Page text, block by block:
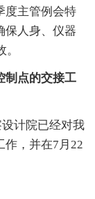
度主管例会特
保人身、仪器
点的交接工
计院已经对我
作，并在7月22